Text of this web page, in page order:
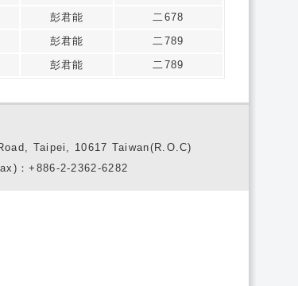
彭君能
二678
彭君能
二789
彭君能 二789
Taipei, 10617 Taiwan(R.O.C)
：+886-2-2362-6282